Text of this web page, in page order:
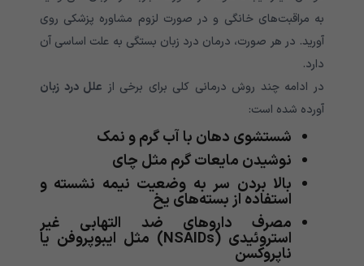
به مراقبت‌های خانگی و در صورت لزوم مشاوره پزشکی روی
آورید. در هر صورت، درمان درد زبان بستگی به علت اساسی آن
دارد.
در ادامه چند روش درمانی کلی برای برخی از علل درد زبان
آورده شده است:
شستشوی دهان با آب گرم و نمک
نوشیدن مایعات گرم مثل چای
بالا بردن سر به وضعیت نیمه نشسته و
استفاده از بسته‌های یخ
مصرف داروهای ضد التهابی غیر
استروئیدی (NSAIDs) مثل ایبوپروفن یا
ناپروکسن